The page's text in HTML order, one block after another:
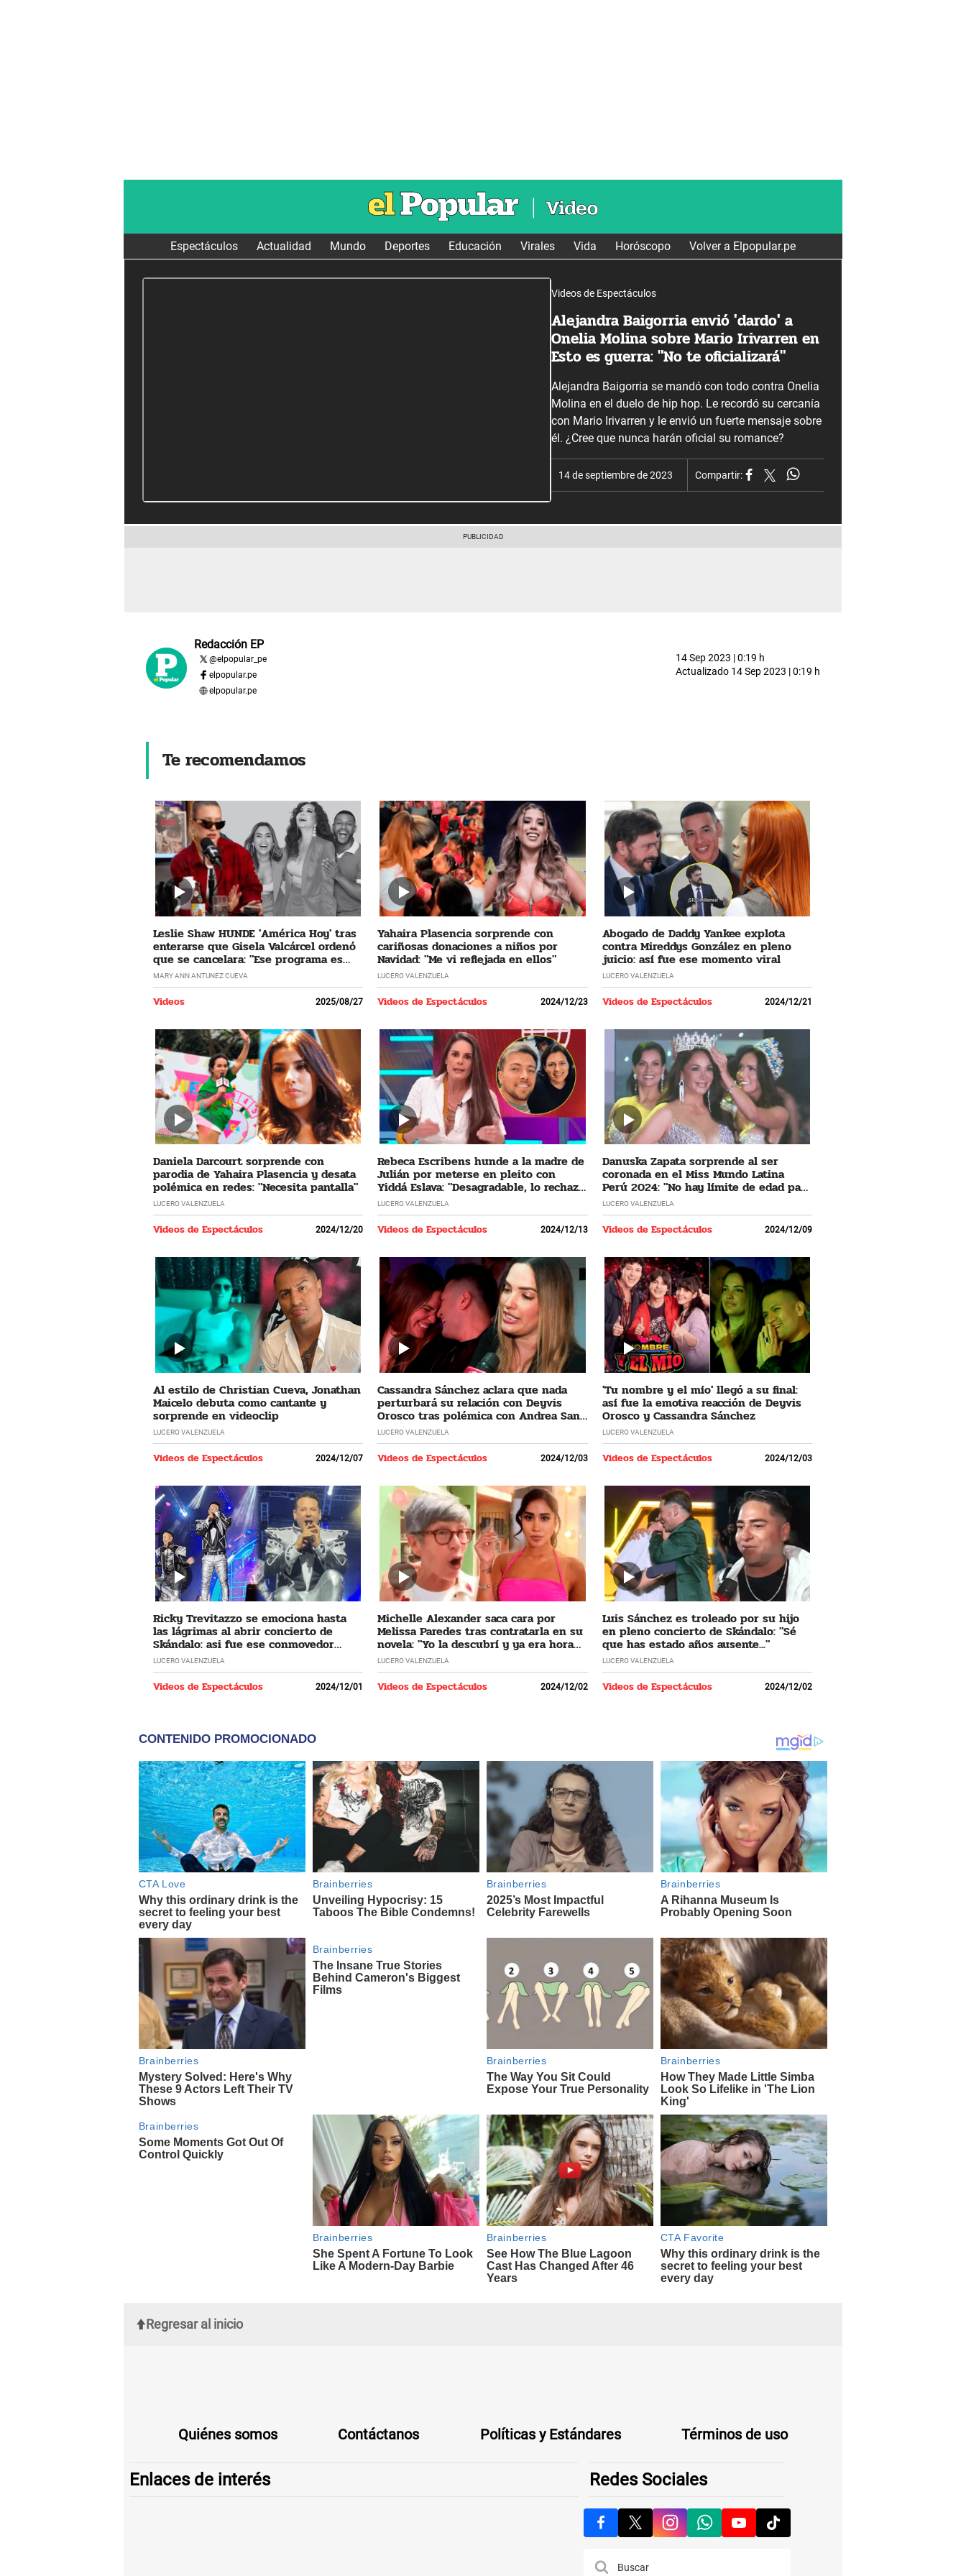
Espectáculos Actualidad Mundo Deportes Educación Virales Vida Horóscopo Volver a Elpopular.pe
Videos de Espectáculos
Alejandra Baigorria envió 'dardo' a
Onelia Molina sobre Mario Irivarren en
Esto es guerra: "No te oficializará"
Alejandra Baigorria se mandó con todo contra Onelia
Molina en el duelo de hip hop. Le recordó su cercanía
con Mario Irivarren y le envió un fuerte mensaje sobre
él. ¿Cree que nunca harán oficial su romance?
14 de septiembre de 2023 Compartir:
Redacción EP
@elpopular_pe
elpopular.pe
elpopular.pe
14 Sep 2023 | 0:19 h
Actualizado 14 Sep 2023 | 0:19 h
Te recomendamos
Leslie Shaw HUNDE 'América Hoy' tras
enterarse que Gisela Valcárcel ordenó
que se cancelara: "Ese programa es
horrible"
MARY ANN ANTUNEZ CUEVA
Videos 2025/08/27
Yahaira Plasencia sorprende con
cariñosas donaciones a niños por
Navidad: "Me vi reflejada en ellos"
LUCERO VALENZUELA
Videos de Espectáculos 2024/12/23
Abogado de Daddy Yankee explota
contra Mireddys González en pleno
juicio: así fue ese momento viral
LUCERO VALENZUELA
Videos de Espectáculos 2024/12/21
Daniela Darcourt sorprende con
parodia de Yahaira Plasencia y desata
polémica en redes: "Necesita pantalla"
LUCERO VALENZUELA
Videos de Espectáculos 2024/12/20
Rebeca Escribens hunde a la madre de
Julián por meterse en pleito con
Yiddá Eslava: "Desagradable, lo rechazo
profundamente"
LUCERO VALENZUELA
Videos de Espectáculos 2024/12/13
Danuska Zapata sorprende al ser
coronada en el Miss Mundo Latina
Perú 2024: "No hay límite de edad para
cumplir los sueños"
LUCERO VALENZUELA
Videos de Espectáculos 2024/12/09
Al estilo de Christian Cueva, Jonathan
Maicelo debuta como cantante y
sorprende en videoclip
LUCERO VALENZUELA
Videos de Espectáculos 2024/12/07
Cassandra Sánchez aclara que nada
perturbará su relación con Deyvis
Orosco tras polémica con Andrea San
Martín
LUCERO VALENZUELA
Videos de Espectáculos 2024/12/03
'Tu nombre y el mío' llegó a su final:
así fue la emotiva reacción de Deyvis
Orosco y Cassandra Sánchez
LUCERO VALENZUELA
Videos de Espectáculos 2024/12/03
Ricky Trevitazzo se emociona hasta
las lágrimas al abrir concierto de
Skándalo: asi fue ese conmovedor
momento
LUCERO VALENZUELA
Videos de Espectáculos 2024/12/01
Michelle Alexander saca cara por
Melissa Paredes tras contratarla en su
novela: "Yo la descubrí y ya era hora
que regrese"
LUCERO VALENZUELA
Videos de Espectáculos 2024/12/02
Luis Sánchez es troleado por su hijo
en pleno concierto de Skándalo: "Sé
que has estado años ausente..."
LUCERO VALENZUELA
Videos de Espectáculos 2024/12/02
Regresar al inicio
Quiénes somos Contáctanos Políticas y Estándares Términos de uso
Enlaces de interés Redes Sociales